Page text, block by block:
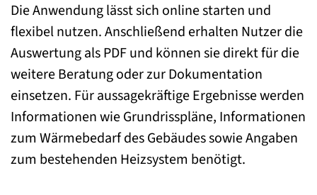
Die Anwendung lässt sich online starten und
flexibel nutzen. Anschließend erhalten Nutzer die
Auswertung als PDF und können sie direkt für die
weitere Beratung oder zur Dokumentation
einsetzen. Für aussagekräftige Ergebnisse werden
Informationen wie Grundrisspläne, Informationen
zum Wärmebedarf des Gebäudes sowie Angaben
zum bestehenden Heizsystem benötigt.